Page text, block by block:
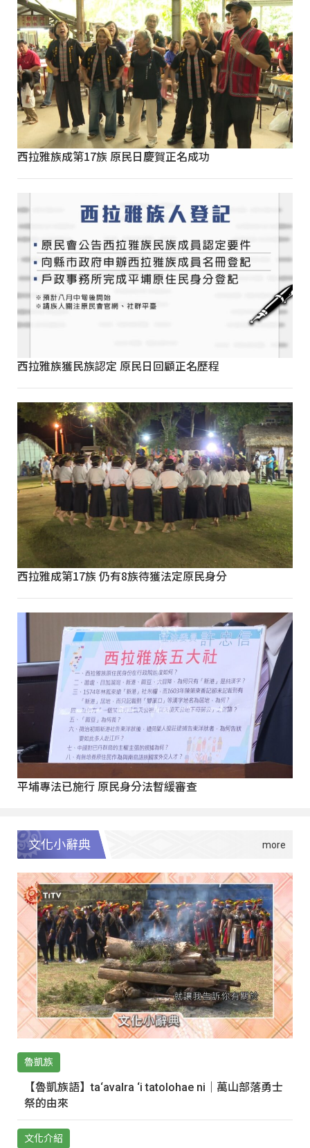
西拉雅族成第17族 原民日慶賀正名成功
西拉雅族獲民族認定 原民日回顧正名歷程
西拉雅成第17族 仍有8族待獲法定原民身分
平埔專法已施行 原民身分法暫緩審查
文化小辭典
魯凱族
【魯凱族語】ta‘avalra ‘i tatolohae ni｜萬山部落勇士
祭的由來
文化介紹